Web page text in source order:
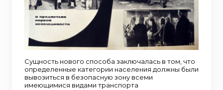
Сущность нового способа заключалась в том, что
определенные категории населения должны были
вывозиться в безопасную зону всеми
имеющимися видами транспорта